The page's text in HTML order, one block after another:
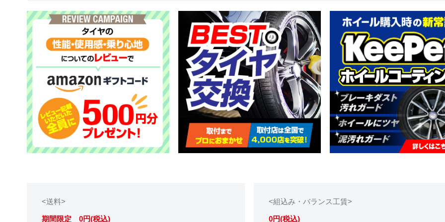
<送料>
期間限定 0円(税込)
<組込み・バランス工賃>
0円(税込)